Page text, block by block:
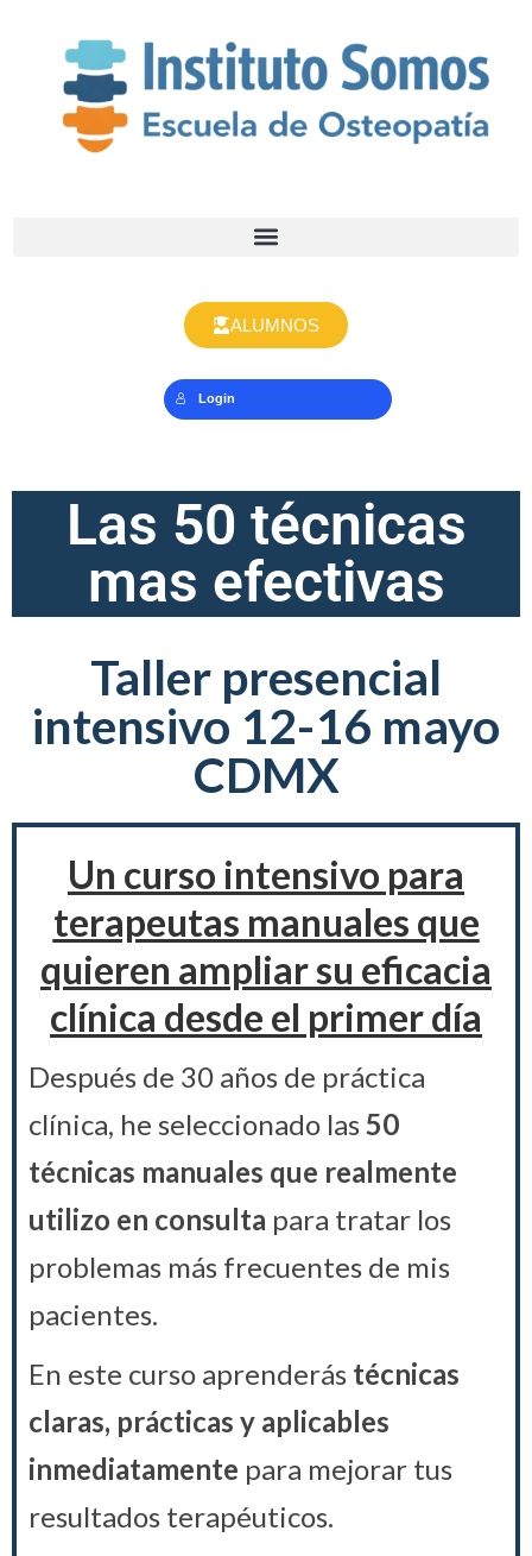
ALUMNOS
Login
Las 50 técnicas
mas efectivas
Taller presencial
intensivo 12-16 mayo
CDMX
Un curso intensivo para
terapeutas manuales que
quieren ampliar su eficacia
clínica desde el primer día
Después de 30 años de práctica
clínica, he seleccionado las50
técnicas manuales que realmente
utilizo en consulta para tratar los
problemas más frecuentes de mis
pacientes.
En este curso aprenderás técnicas
claras, prácticas y aplicables
inmediatamente para mejorar tus
resultados terapéuticos.